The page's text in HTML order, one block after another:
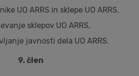
UO ARRS in sklepe UO ARRS,
sklepov UO ARRS,
javnosti dela UO ARRS.
9. člen